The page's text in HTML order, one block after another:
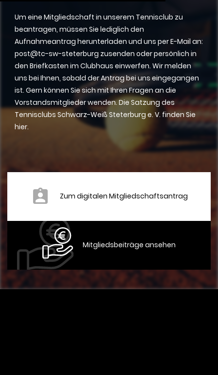
Um eine Mitgliedschaft in unserem Tennisclub zu
beantragen, müssen Sie lediglich den
Aufnahmeantrag herunterladen und uns per E-Mail an:
post@tc-sw-steterburg zusenden oder persönlich in
den Briefkasten im Clubhaus einwerfen. Wir melden
uns bei Ihnen, sobald der Antrag bei uns eingegangen
ist. Gern können Sie sich mit Ihren Fragen an die
Vorstandsmitglieder wenden. Die Satzung des
Tennisclubs Schwarz-Weiß Steterburg e. V. finden Sie
hier.
Zum digitalen Mitgliedschaftsantrag
Mitgliedsbeiträge ansehen